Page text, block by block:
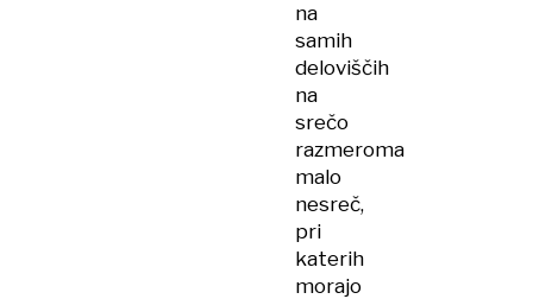
na
samih
deloviščih
na
srečo
razmeroma
malo
nesreč,
pri
katerih
morajo